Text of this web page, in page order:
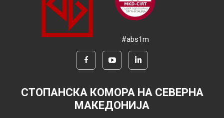
#abs1m
СТОПАНСКА КОМОРА НА СЕВЕРНА
МАКЕДОНИЈА